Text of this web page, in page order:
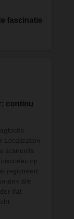
fascinatie
wil
continu
Localization
scanunits
op
registreert.
alle
dat